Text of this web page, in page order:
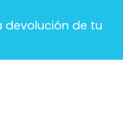
devolución de tu